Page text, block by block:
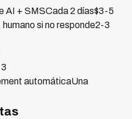
AI + SMSCada 2 días$3-5
si no responde2-3
automáticaUna